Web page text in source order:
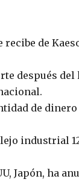
de
después
de
industrial
Japón, ha